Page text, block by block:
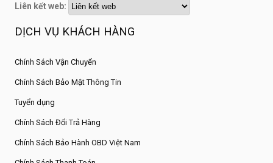
Liên kết web:
DỊCH VỤ KHÁCH HÀNG
Chính Sách Vận Chuyển
Chính Sách Bảo Mật Thông Tin
Tuyển dụng
Chính Sách Đổi Trả Hàng
Chính Sách Bảo Hành OBD Việt Nam